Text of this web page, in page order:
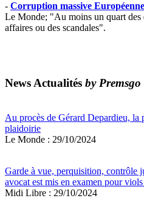
- Corruption massive
Le Monde; "Au moins un quart des
affaires ou des scandales".
News Actualités by Premsgo
Au procès de Gérard Depardieu, la
plaidoirie
Le Monde : 29/10/2024
Garde à vue, perquisition, contrôle
avocat est mis en examen pour
Midi Libre : 29/10/2024